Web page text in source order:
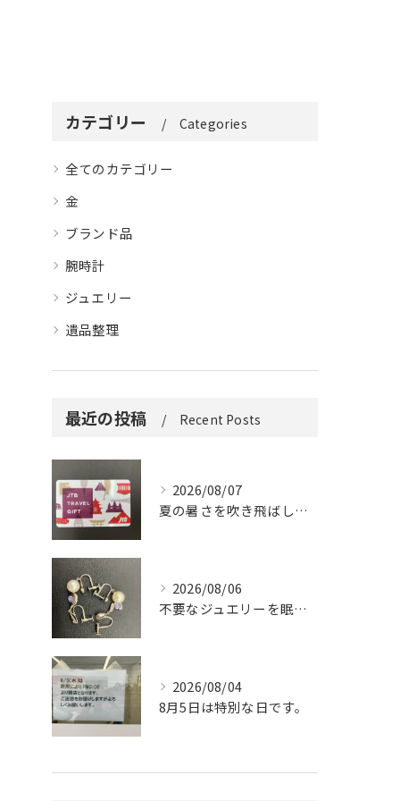
カテゴリー Categories
全てのカテゴリー
金
ブランド品
腕時計
ジュエリー
遺品整理
最近の投稿 Recent Posts
2026/08/07
夏の暑さを吹き飛ばしに来てください。
2026/08/06
不要なジュエリーを眠らせていませんか？
2026/08/04
8月5日は特別な日です。